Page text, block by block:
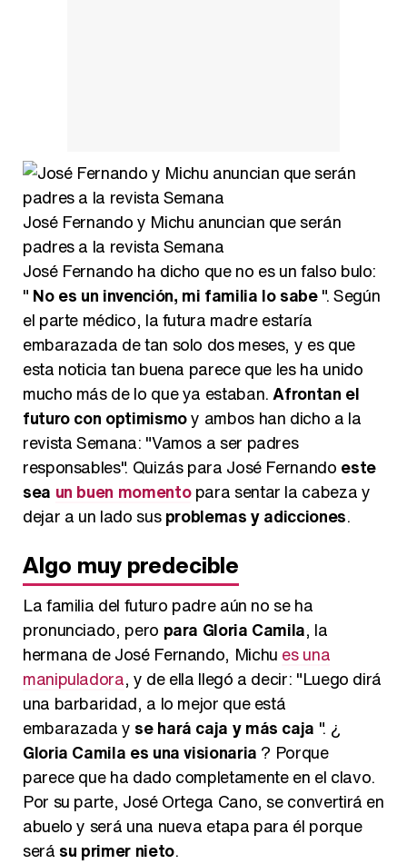
José Fernando y Michu anuncian que serán
padres a la revista Semana
José Fernando ha dicho que no es un falso bulo:
" No es un invención, mi familia lo sabe". Según
el parte médico, la futura madre estaría
embarazada de tan solo dos meses, y es que
esta noticia tan buena parece que les ha unido
mucho más de lo que ya estaban.Afrontan el
futuro con optimismoy ambos han dicho a la
revista Semana: "Vamos a ser padres
responsables". Quizás para José Fernando este
sea un buen momentopara sentar la cabeza y
dejar a un lado susproblemas y adicciones.
Algo muy predecible
La familia del futuro padre aún no se ha
pronunciado, pero para Gloria Camila, la
hermana de José Fernando, Michu es una
manipuladora, y de ella llegó a decir: "Luego dirá
una barbaridad, a lo mejor que está
embarazada y se hará caja y más caja ". ¿
Gloria Camila es una visionaria ? Porque
parece que ha dado completamente en el clavo.
Por su parte, José Ortega Cano, se convertirá en
abuelo y será una nueva etapa para él porque
será su primer nieto.